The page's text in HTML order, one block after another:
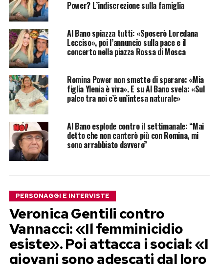
Power? L’indiscrezione sulla famiglia
Al Bano spiazza tutti: «Sposerò Loredana
Lecciso», poi l’annuncio sulla pace e il
concerto nella piazza Rossa di Mosca
Romina Power non smette di sperare: «Mia
figlia Ylenia è viva». E su Al Bano svela: «Sul
palco tra noi c’è un’intesa naturale»
Al Bano esplode contro il settimanale: “Mai
detto che non canterò più con Romina, mi
sono arrabbiato davvero”
PERSONAGGI E INTERVISTE
Veronica Gentili contro
Vannacci: «Il femminicidio
esiste». Poi attacca i social: «I
giovani sono adescati dal loro